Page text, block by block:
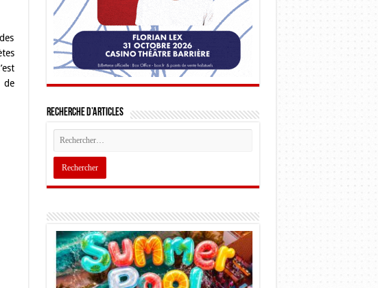
de
Recherche d’articles